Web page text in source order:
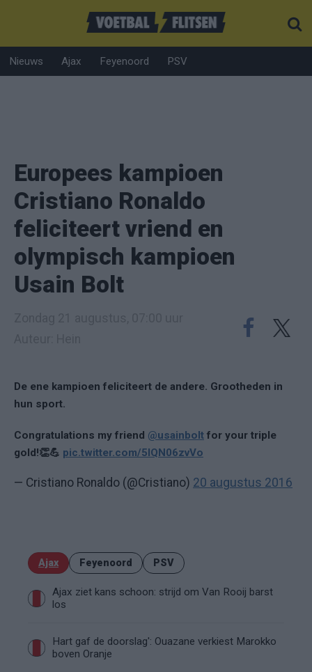
Nieuws Ajax Feyenoord PSV
Europees kampioen
Cristiano Ronaldo
feliciteert vriend en
olympisch kampioen
Usain Bolt
De ene kampioen feliciteert de andere. Grootheden in
hun sport.
Congratulations my friend @usainbolt for your triple
gold!👏💪 pic.twitter.com/5lQN06zvVo
— Cristiano Ronaldo (@Cristiano) 20 augustus 2016
Ajax Feyenoord PSV
Ajax ziet kans schoon: strijd om Van Rooij barst
los
Hart gaf de doorslag': Ouazane verkiest Marokko
boven Oranje